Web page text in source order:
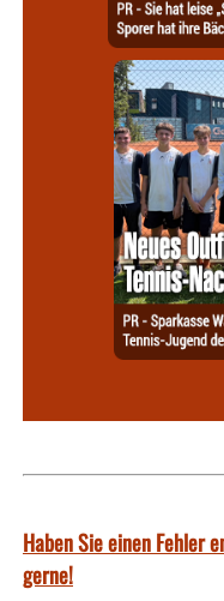
Haben Sie einen Fehler
gerne!